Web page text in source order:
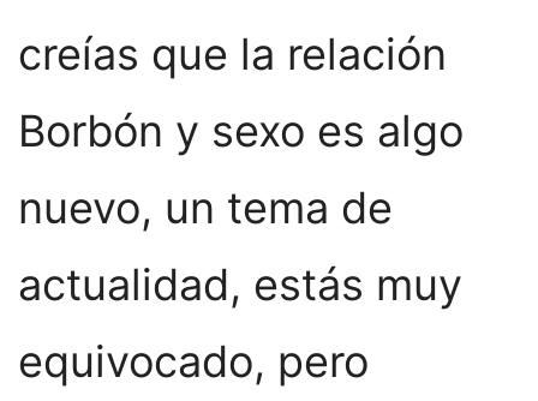
creías que la relación
Borbón y sexo es algo
nuevo, un tema de
actualidad, estás muy
equivocado, pero